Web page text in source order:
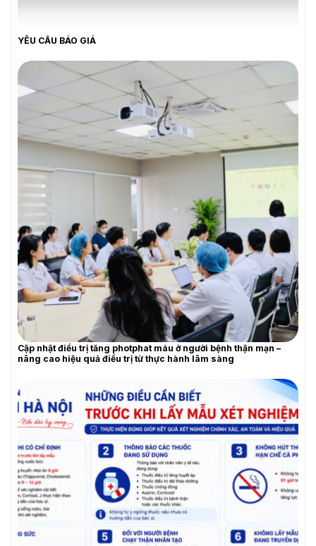
YÊU CẦU BÁO GIÁ
YÊU CẦU BÁO GIÁ
Cập nhật điều trị tăng photphat máu ở người bệnh thận mạn –
nâng cao hiệu quả điều trị từ thực hành lâm sàng